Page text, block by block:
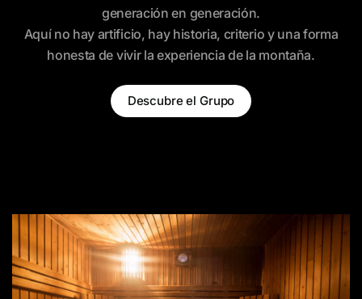
generación en generación.
Aquí no hay artificio, hay historia, criterio y una forma
honesta de vivir la experiencia de la montaña.
Descubre el Grupo